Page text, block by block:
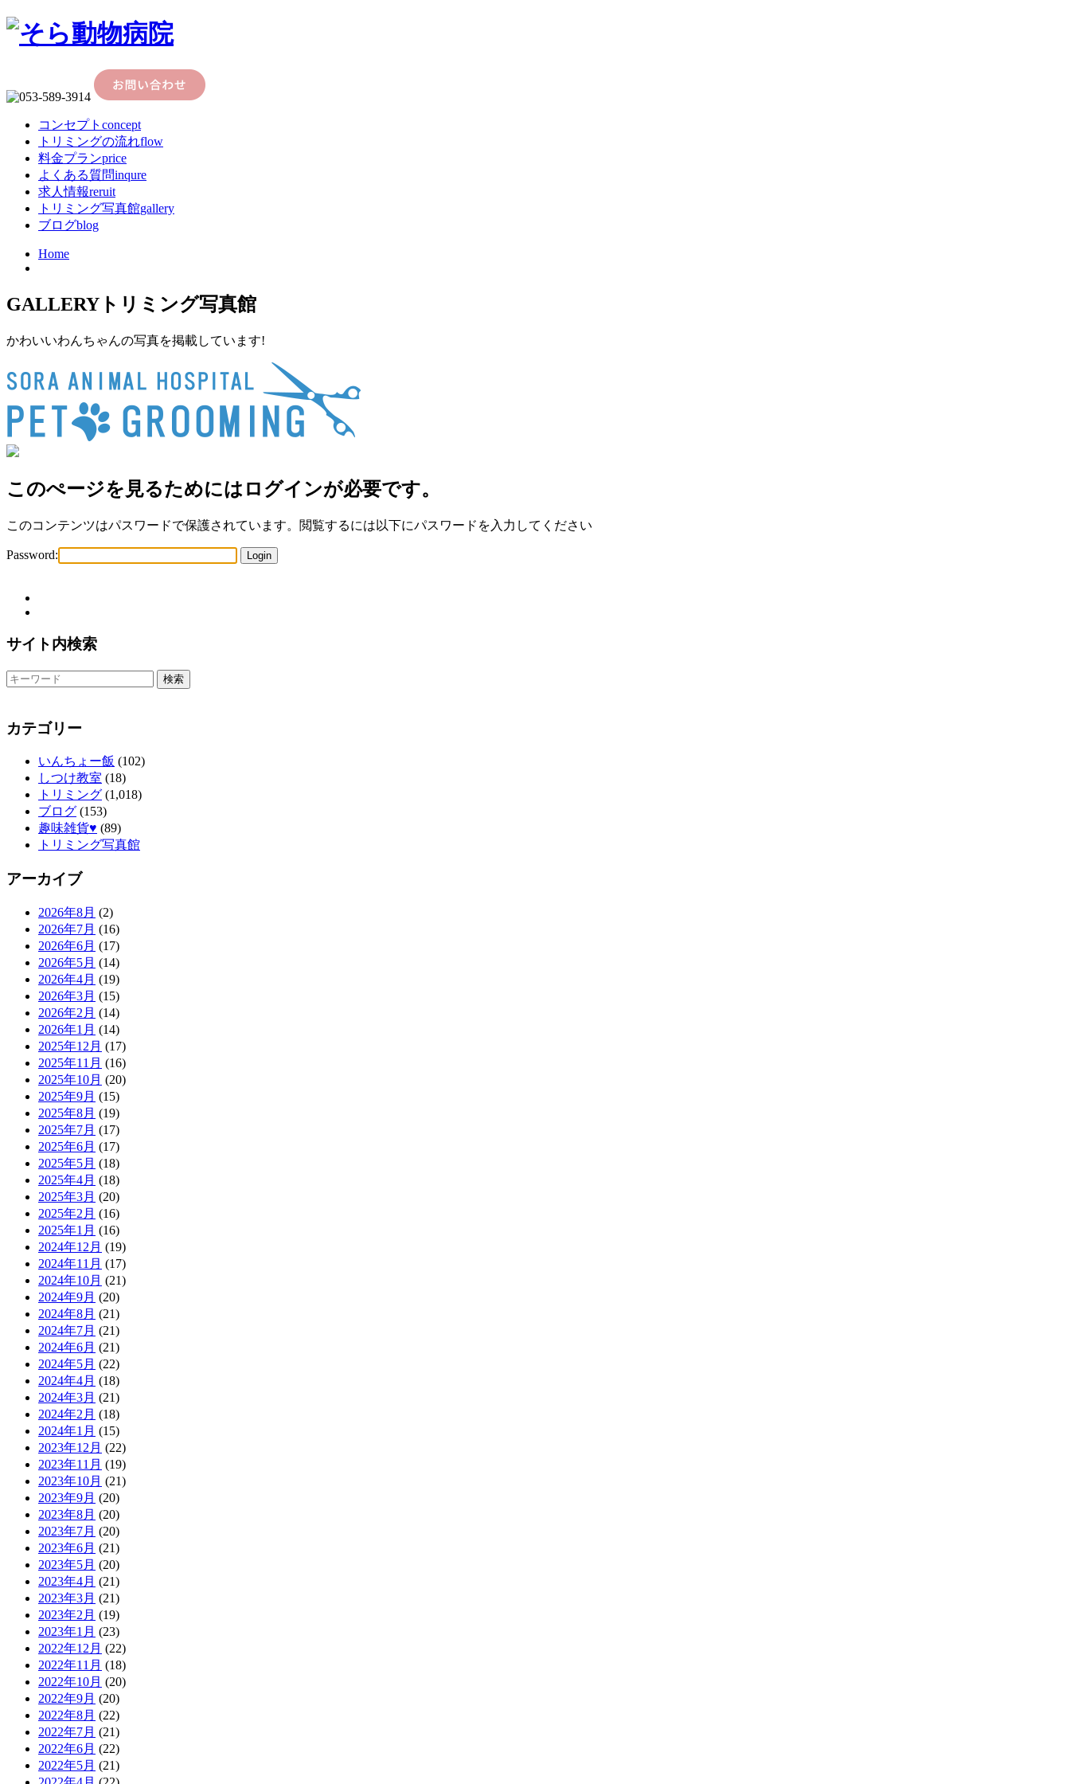
コンセプト concept
トリミングの流れflow
料金プランprice
よくある質問inqure
求人情報reruit
トリミング写真館gallery
ブログblog
Home
GALLERY トリミング写真館
かわいいわんちゃんの写真を掲載しています!
このぺージを見るためにはログインが必要です。
このコンテンツはパスワードで保護されています。閲覧するには以下にパスワードを入力してください
Password:
サイト内検索
カテゴリー
いんちょー飯 (102)
しつけ教室 (18)
トリミング (1,018)
ブログ (153)
趣味雑貨♥ (89)
トリミング写真館
アーカイブ
2026年8月 (2)
2026年7月 (16)
2026年6月 (17)
2026年5月 (14)
2026年4月 (19)
2026年3月 (15)
2026年2月 (14)
2026年1月 (14)
2025年12月 (17)
2025年11月 (16)
2025年10月 (20)
2025年9月 (15)
2025年8月 (19)
2025年7月 (17)
2025年6月 (17)
2025年5月 (18)
2025年4月 (18)
2025年3月 (20)
2025年2月 (16)
2025年1月 (16)
2024年12月 (19)
2024年11月 (17)
2024年10月 (21)
2024年9月 (20)
2024年8月 (21)
2024年7月 (21)
2024年6月 (21)
2024年5月 (22)
2024年4月 (18)
2024年3月 (21)
2024年2月 (18)
2024年1月 (15)
2023年12月 (22)
2023年11月 (19)
2023年10月 (21)
2023年9月 (20)
2023年8月 (20)
2023年7月 (20)
2023年6月 (21)
2023年5月 (20)
2023年4月 (21)
2023年3月 (21)
2023年2月 (19)
2023年1月 (23)
2022年12月 (22)
2022年11月 (18)
2022年10月 (20)
2022年9月 (20)
2022年8月 (22)
2022年7月 (21)
2022年6月 (22)
2022年5月 (21)